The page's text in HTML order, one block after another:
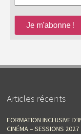
Articles récents
FORMATION INCLUSIVE
CINÉMA – SESSIONS 2027